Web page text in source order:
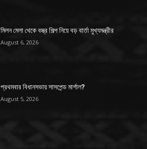
মিলন মেলা থেকে বস্ত্র শিল্প নিয়ে বড় বার্তা মুখ্যমন্ত্রীর
August 6, 2026
প্রথমবার বিধানসভায় সাসপেন্ড মার্শাল?
August 5, 2026